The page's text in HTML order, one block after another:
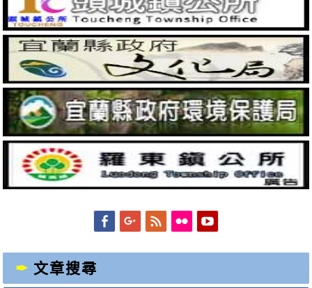
FacebookGoogleplus
Feed Flickr
文章搜尋